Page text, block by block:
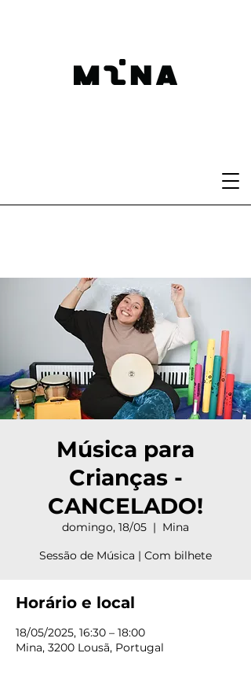
Música para
Crianças -
CANCELADO!
domingo, 18/05
  |
Mina
Sessão de Música | Com bilhete
Horário e local
18/05/2025, 16:30 – 18:00
Mina, 3200 Lousã, Portugal